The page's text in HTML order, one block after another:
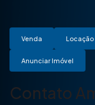
Venda Locação
Anunciar Imóvel
Contato